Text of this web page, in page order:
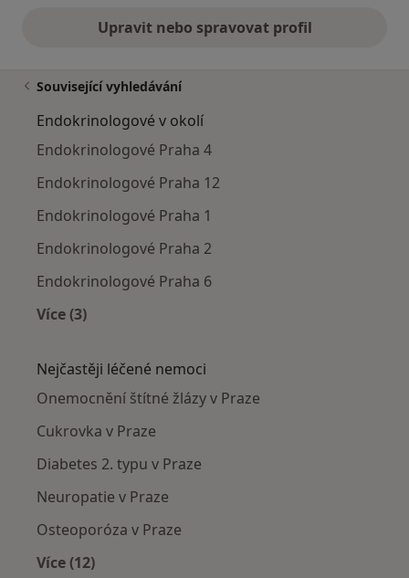
Upravit nebo spravovat profil
Související vyhledávání
Endokrinologové v okolí
Endokrinologové Praha 4
Endokrinologové Praha 12
Endokrinologové Praha 1
Endokrinologové Praha 2
Endokrinologové Praha 6
Více (3)
Nejčastěji léčené nemoci
Onemocnění štítné žlázy v Praze
Cukrovka v Praze
Diabetes 2. typu v Praze
Neuropatie v Praze
Osteoporóza v Praze
Více (12)